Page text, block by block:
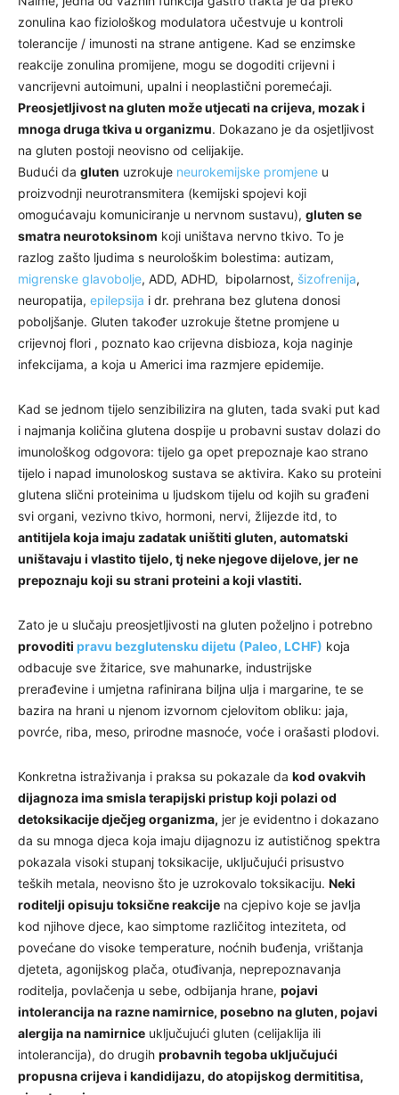
zonulina kao fiziološkog modulatora učestvuje u kontroli
tolerancije / imunosti na strane antigene. Kad se enzimske
reakcije zonulina promijene, mogu se dogoditi crijevni i
vancrijevni autoimuni, upalni i neoplastični poremećaji.
Preosjetljivost na gluten može utjecati na crijeva, mozak i
mnoga druga tkiva u organizmu. Dokazano je da osjetljivost
na gluten postoji neovisno od celijakije.
Budući da gluten uzrokuje neurokemijske promjene u
proizvodnji neurotransmitera (kemijski spojevi koji
omogućavaju komuniciranje u nervnom sustavu), gluten se
smatra neurotoksinom koji uništava nervno tkivo. To je
razlog zašto ljudima s neurološkim bolestima: autizam,
migrenske glavobolje, ADD, ADHD, bipolarnost, šizofrenija,
neuropatija, epilepsija i dr. prehrana bez glutena donosi
poboljšanje. Gluten također uzrokuje štetne promjene u
crijevnoj flori , poznato kao crijevna disbioza, koja naginje
infekcijama, a koja u Americi ima razmjere epidemije.
Kad se jednom tijelo senzibilizira na gluten, tada svaki put kad
i najmanja količina glutena dospije u probavni sustav dolazi do
imunološkog odgovora: tijelo ga opet prepoznaje kao strano
tijelo i napad imunoloskog sustava se aktivira. Kako su proteini
glutena slični proteinima u ljudskom tijelu od kojih su građeni
svi organi, vezivno tkivo, hormoni, nervi, žlijezde itd, to
antitijela koja imaju zadatak uništiti gluten, automatski
uništavaju i vlastito tijelo, tj neke njegove dijelove, jer ne
prepoznaju koji su strani proteini a koji vlastiti.
Zato je u slučaju preosjetljivosti na gluten poželjno i potrebno
provoditi pravu bezglutensku dijetu (Paleo, LCHF) koja
odbacuje sve žitarice, sve mahunarke, industrijske
prerađevine i umjetna rafinirana biljna ulja i margarine, te se
bazira na hrani u njenom izvornom cjelovitom obliku: jaja,
povrće, riba, meso, prirodne masnoće, voće i orašasti plodovi.
Konkretna istraživanja i praksa su pokazale da kod ovakvih
dijagnoza ima smisla terapijski pristup koji polazi od
detoksikacije dječjeg organizma, jer je evidentno i dokazano
da su mnoga djeca koja imaju dijagnozu iz autističnog spektra
pokazala visoki stupanj toksikacije, uključujući prisustvo
teških metala, neovisno što je uzrokovalo toksikaciju. Neki
roditelji opisuju toksične reakcije na cjepivo koje se javlja
kod njihove djece, kao simptome različitog inteziteta, od
povećane do visoke temperature, noćnih buđenja, vrištanja
djeteta, agonijskog plača, otuđivanja, neprepoznavanja
roditelja, povlačenja u sebe, odbijanja hrane, pojavi
intolerancija na razne namirnice, posebno na gluten, pojavi
alergija na namirnice uključujući gluten (celijaklija ili
intolerancija), do drugih probavnih tegoba uključujući
propusna crijeva i kandidijazu, do atopijskog dermititisa,